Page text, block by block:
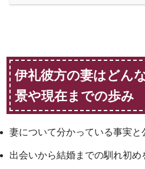
伊礼彼方の妻はどん
景や現在までの歩み
妻について分かっている事実と
出会いから結婚までの馴れ初め